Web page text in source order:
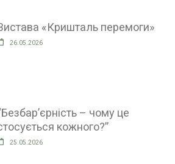
«Кришталь перемоги»
26.05.2026
– чому це
кожного?”
25.05.2026